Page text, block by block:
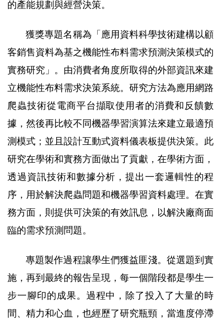
的產能規劃與經營決策。
獲獎專題名稱為「應用資料科學技術建構以顧
客銷售資料為基之機能性布料需求預測決策模式的
實務研究」。由消費者角度所取得的外部資訊來建
立機能性布料需求決策系統。研究方法為應用網路
爬蟲技術從電商平台擷取使用者的消費和反饋數
據，然後再比較不同機器學習演算法來建立最適預
測模式；並且設計互動式資料儀表板提供決策。 此
研究在學術和實務方面做出了貢獻，在學術方面，
透過資訊技術和數據分析，提出一套邏輯性的程
序，用於解決爬蟲問題和機器學習資料處理。在實
務方面，則提供可決策的有效訊息，以解決廠商面
臨的需求預測問題。
專題製作過程讓學生們獲益匪淺。從選題到實
施，再到最終的報告呈現，每一個階段都是學生一
步一腳印的成果。過程中，除了投入了大量的時
間、精力和心血，也經歷了研究瓶頸，當進度停滯